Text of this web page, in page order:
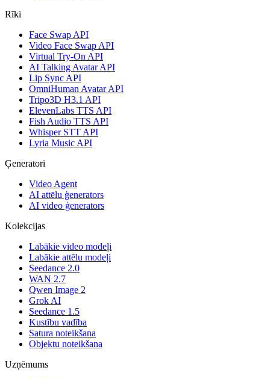
Rīki
Face Swap API
Video Face Swap API
Virtual Try-On API
AI Talking Avatar API
Lip Sync API
OmniHuman Avatar API
Tripo3D H3.1 API
ElevenLabs TTS API
Fish Audio TTS API
Whisper STT API
Lyria Music API
Ģeneratori
Video Agent
AI attēlu ģenerators
AI video ģenerators
Kolekcijas
Labākie video modeļi
Labākie attēlu modeļi
Seedance 2.0
WAN 2.7
Qwen Image 2
Grok AI
Seedance 1.5
Kustību vadība
Satura noteikšana
Objektu noteikšana
Uzņēmums